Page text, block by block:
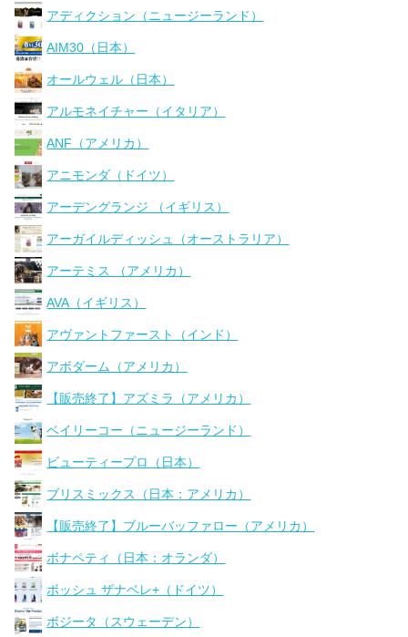
アディクション（ニュージーランド）
AIM30（日本）
オールウェル（日本）
アルモネイチャー（イタリア）
ANF（アメリカ）
アニモンダ（ドイツ）
アーデングランジ （イギリス）
アーガイルディッシュ（オーストラリア）
アーテミス （アメリカ）
AVA（イギリス）
アヴァントファースト（インド）
アボダーム（アメリカ）
【販売終了】アズミラ（アメリカ）
ベイリーコー（ニュージーランド）
ビューティープロ（日本）
ブリスミックス（日本：アメリカ）
【販売終了】ブルーバッファロー（アメリカ）
ボナペティ（日本：オランダ）
ボッシュ ザナベレ+（ドイツ）
ボジータ（スウェーデン）